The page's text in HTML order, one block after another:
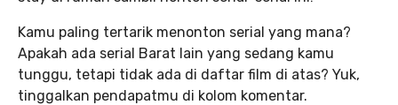
Kamu paling tertarik menonton serial yang mana?
Apakah ada serial Barat lain yang sedang kamu
tunggu, tetapi tidak ada di daftar film di atas? Yuk,
tinggalkan pendapatmu di kolom komentar.